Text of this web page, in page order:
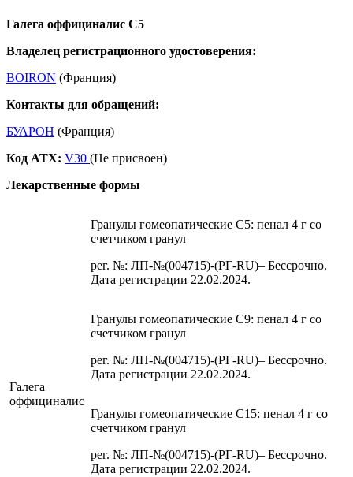
Галега оффициналис С5
Владелец регистрационного удостоверения:
BOIRON (Франция)
Контакты для обращений:
БУАРОН (Франция)
Код ATX: V30 (Не присвоен)
Лекарственные формы
Галега
оффициналис
Гранулы гомеопатические C5: пенал 4 г со
счетчиком гранул
рег. №: ЛП-№(004715)-(РГ-RU)– Бессрочно.
Дата регистрации 22.02.2024.
Гранулы гомеопатические C9: пенал 4 г со
счетчиком гранул
рег. №: ЛП-№(004715)-(РГ-RU)– Бессрочно.
Дата регистрации 22.02.2024.
Гранулы гомеопатические C15: пенал 4 г со
счетчиком гранул
рег. №: ЛП-№(004715)-(РГ-RU)– Бессрочно.
Дата регистрации 22.02.2024.